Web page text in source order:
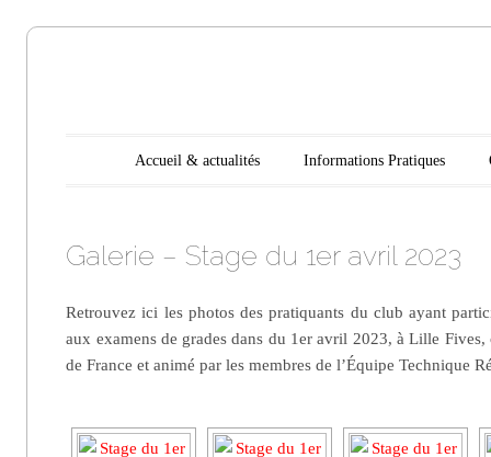
Seclin
Main menu
Skip to content
Accueil & actualités Informations Pratiques
Galerie – Stage du 1er avril 2023
Retrouvez ici les photos des pratiquants du club ayant
aux examens de grades dans du 1er avril 2023, à Lille
de France et animé par les membres de l’Équipe Technique